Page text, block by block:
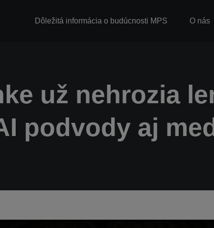
Dôležitá informácia o budúcnosti MPS O nás
už nehrozia
podvody aj